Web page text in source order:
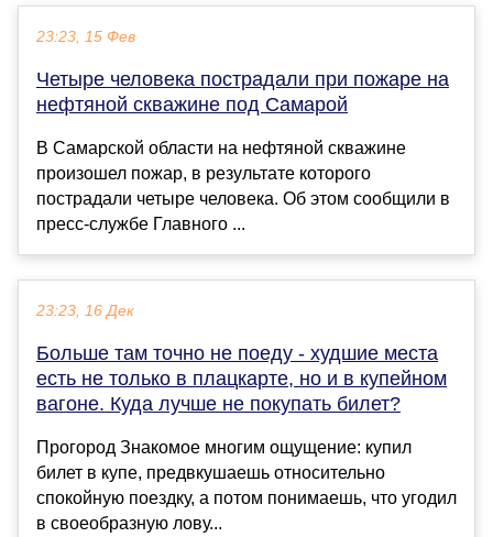
23:23, 15 Фев
Четыре человека пострадали при пожаре на
нефтяной скважине под Самарой
В Самарской области на нефтяной скважине
произошел пожар, в результате которого
пострадали четыре человека. Об этом сообщили в
пресс-службе Главного ...
23:23, 16 Дек
Больше там точно не поеду - худшие места
есть не только в плацкарте, но и в купейном
вагоне. Куда лучше не покупать билет?
Прогород Знакомое многим ощущение: купил
билет в купе, предвкушаешь относительно
спокойную поездку, а потом понимаешь, что угодил
в своеобразную лову...